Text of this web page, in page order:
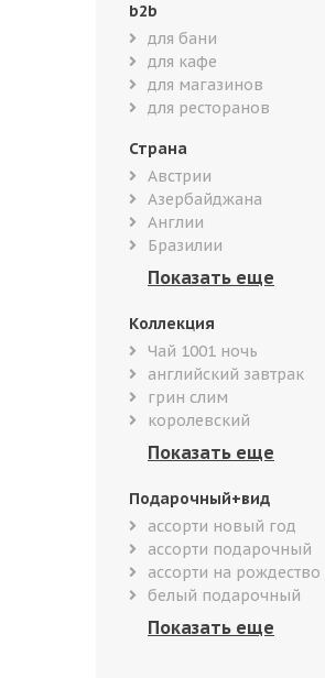
b2b
для бани
для кафе
для магазинов
для ресторанов
Страна
Австрии
Азербайджана
Англии
Бразилии
Коллекция
Чай 1001 ночь
английский завтрак
грин слим
королевский
Подарочный+вид
ассорти новый год
ассорти подарочный
ассорти на рождество
белый подарочный